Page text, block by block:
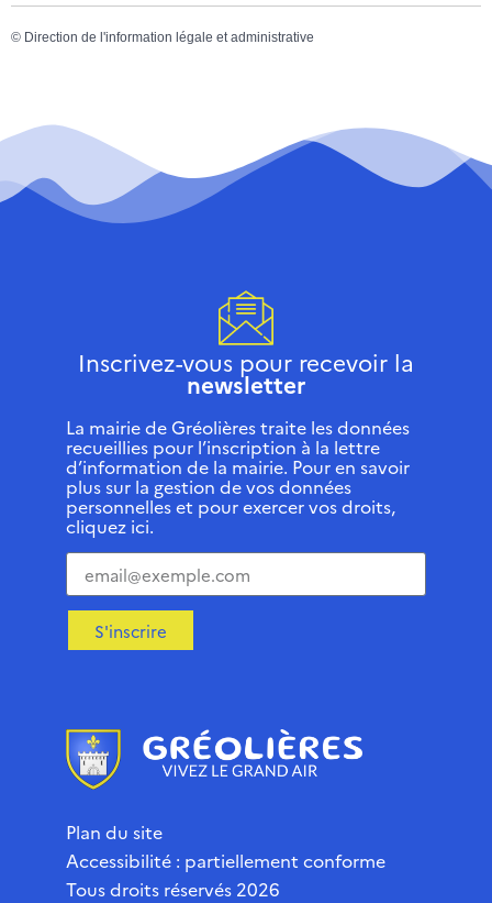
© Direction de l'information légale et administrative
Inscrivez-vous pour recevoir la
newsletter
La mairie de Gréolières traite les données
recueillies pour l’inscription à la lettre
d’information de la mairie. Pour en savoir
plus sur la gestion de vos données
personnelles et pour exercer vos droits,
cliquez ici.
S'inscrire
Plan du site
Accessibilité : partiellement conforme
Tous droits réservés 2026